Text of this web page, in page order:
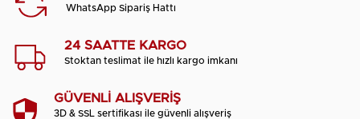
WhatsApp Sipariş Hattı
24 SAATTE KARGO
Stoktan teslimat ile hızlı kargo imkanı
GÜVENLİ ALIŞVERİŞ
3D & SSL sertifikası ile güvenli alışveriş